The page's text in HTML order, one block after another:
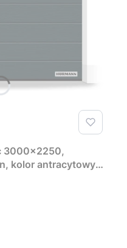
3000x2250,
kolor antracytowy